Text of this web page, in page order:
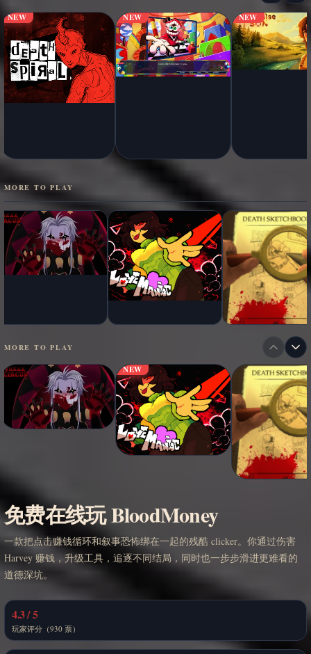
NEW NEW NEW
MORE TO PLAY
MORE TO PLAY
NEW
免费在线玩 BloodMoney
一款把点击赚钱循环和叙事恐怖绑在一起的残酷 clicker。你通过伤害
Harvey 赚钱，升级工具，追逐不同结局，同时也一步步滑进更难看的
道德深坑。
4.3 / 5
玩家评分（930 票）